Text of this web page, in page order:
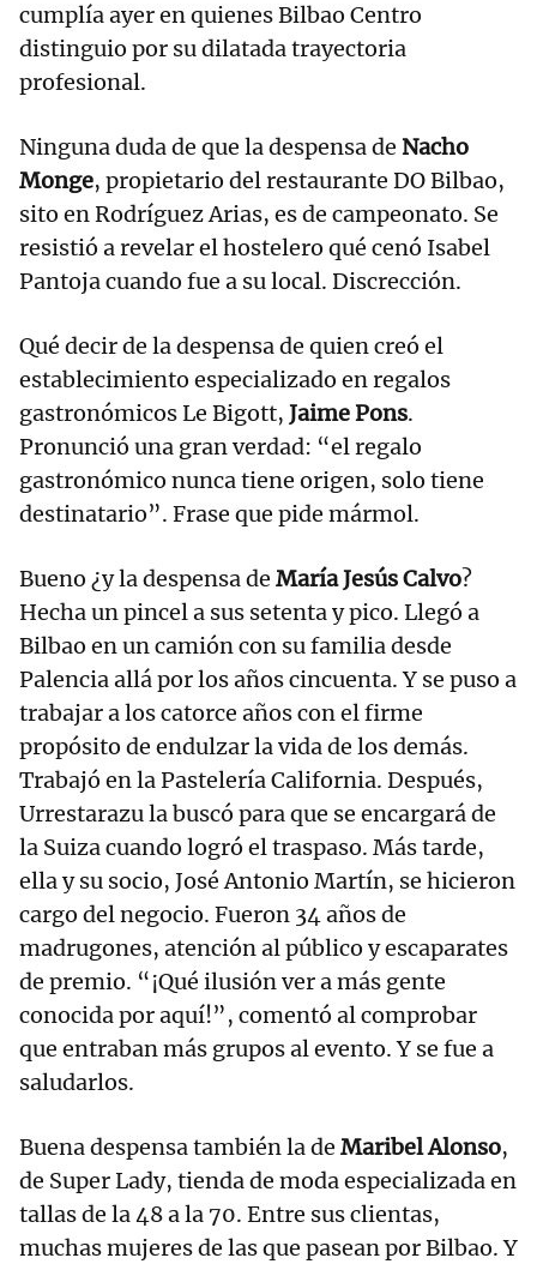
cumplía ayer en quienes Bilbao Centro
distinguio por su dilatada trayectoria
profesional.
Ninguna duda de que la despensa de Nacho
Monge, propietario del restaurante DO Bilbao,
sito en Rodríguez Arias, es de campeonato. Se
resistió a revelar el hostelero qué cenó Isabel
Pantoja cuando fue a su local. Discrección.
Qué decir de la despensa de quien creó el
establecimiento especializado en regalos
gastronómicos Le Bigott, Jaime Pons.
Pronunció una gran verdad: “el regalo
gastronómico nunca tiene origen, solo tiene
destinatario”. Frase que pide mármol.
Bueno ¿y la despensa de María Jesús Calvo?
Hecha un pincel a sus setenta y pico. Llegó a
Bilbao en un camión con su familia desde
Palencia allá por los años cincuenta. Y se puso a
trabajar a los catorce años con el firme
propósito de endulzar la vida de los demás.
Trabajó en la Pastelería California. Después,
Urrestarazu la buscó para que se encargará de
la Suiza cuando logró el traspaso. Más tarde,
ella y su socio, José Antonio Martín, se hicieron
cargo del negocio. Fueron 34 años de
madrugones, atención al público y escaparates
de premio. “¡Qué ilusión ver a más gente
conocida por aquí!”, comentó al comprobar
que entraban más grupos al evento. Y se fue a
saludarlos.
Buena despensa también la de Maribel Alonso,
de Super Lady, tienda de moda especializada en
tallas de la 48 a la 70. Entre sus clientas,
muchas mujeres de las que pasean por Bilbao. Y